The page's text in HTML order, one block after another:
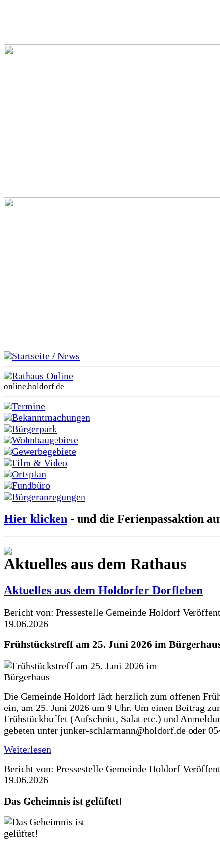
Startseite / News
Rathaus Online
online.holdorf.de
Termine
Bekanntmachungen
Bürgerpark
Wohnbaugebiete
Gewerbegebiete
Film & Video
Ortsplan
Fundbüro
Bürgeranregungen
Hier klicken - und die Ferienpassaktion
Aktuelles aus dem Rathaus
Aktuelles aus dem Holdorfer Dorfleben
Bericht von: Pressestelle Gemeinde Holdorf
19.06.2026
Frühstückstreff am 25. Juni 2026 im
Die Gemeinde Holdorf lädt herzlich zum offenen
ein, am 25. Juni 2026 um 9 Uhr. Um einen Beitrag
Frühstückbuffet (Aufschnitt, Salat etc.) und
gebeten unter junker-schlarmann@holdorf.de oder
Weiterlesen
Bericht von: Pressestelle Gemeinde Holdorf
19.06.2026
Das Geheimnis ist gelüftet!